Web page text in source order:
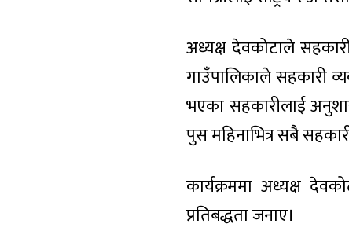
अध्यक्ष देवकोटाले
गाउँपालिकाले सहकारी
भएका सहकारीलाई
पुस महिनाभित्र सबै
कार्यक्रममा अध्यक्ष
प्रतिबद्धता जनाए।